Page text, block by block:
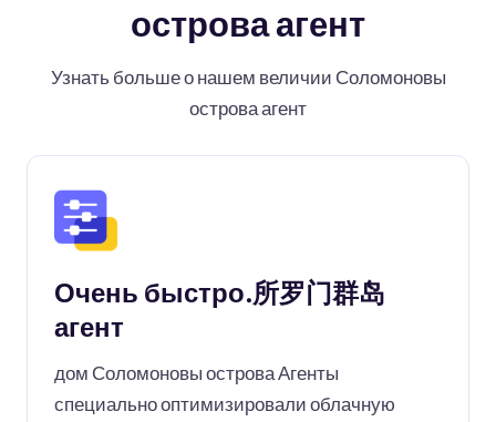
острова агент
Узнать больше о нашем величии Соломоновы
острова агент
Очень быстро.所罗门群岛
агент
дом Соломоновы острова Агенты
специально оптимизировали облачную